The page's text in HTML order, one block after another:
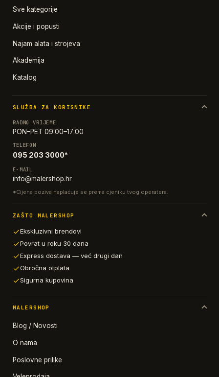
Sve kategorije
Akcije i popusti
Najam alata i strojeva
Akademija
Katalog
SLUŽBA ZA KORISNIKE
RADNO VRIJEME
PON–PET 09:00–17:00
TELEFON
095 203 3000*
E-MAIL
info@malershop.hr
*Cijena poziva naplaćuje se prema cjeniku tvog operatera.
ZAŠTO MALERSHOP
Ekskluzivni brendovi
Povrat u roku 30 dana
Express dostava — već drugi dan
Obročna otplata
Sigurna kupovina
MALERSHOP
Blog / Novosti
O nama
Poslovne prilike